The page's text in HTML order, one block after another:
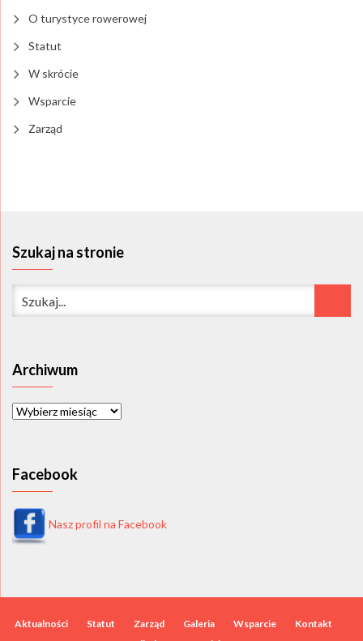
O turystyce rowerowej
Statut
W skrócie
Wsparcie
Zarząd
Szukaj na stronie
Archiwum
Archiwum
Facebook
Nasz profil na Facebook
Aktualności Statut Zarząd Galeria Wsparcie
Kontakt